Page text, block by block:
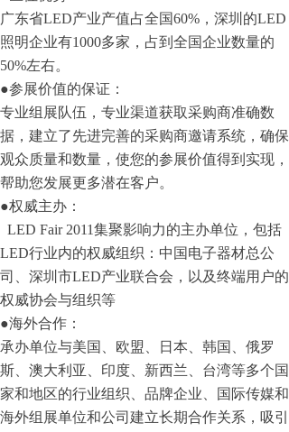
广东省LED产业产值占全国60%，深圳的LED
照明企业有1000多家，占到全国企业数量的
50%左右。
●参展价值的保证：
专业组展队伍，专业渠道获取采购商准确数
据，建立了先进完善的采购商邀请系统，确保
观众质量和数量，使您的参展价值得到实现，
帮助您发展更多潜在客户。
●权威主办：
LED Fair 2011集聚影响力的主办单位，包括
LED行业内的权威组织：中国电子器材总公
司、深圳市LED产业联合会，以及终端用户的
权威协会与组织等
●海外合作：
承办单位与美国、欧盟、日本、韩国、俄罗
斯、澳大利亚、印度、新西兰、台湾等多个国
家和地区的行业组织、品牌企业、国际传媒和
海外组展单位和公司建立长期合作关系，吸引